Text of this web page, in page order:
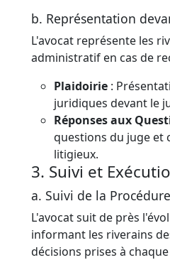
b. Représentation
L'avocat représente les
administratif en cas de
Plaidoirie :
juridiques devant le
Réponses aux
questions du juge et
litigieux.
3. Suivi et
a. Suivi de la Procédure
L'avocat suit de près
informant les riverains
décisions prises à